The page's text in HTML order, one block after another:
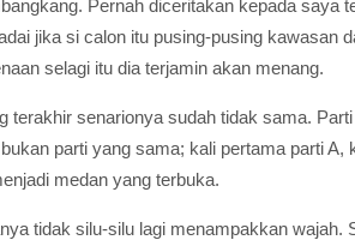
Pernah diceritakan kepada saya
jika si calon itu pusing-pusing kawasan
selagi itu dia terjamin akan menang.
terakhir senarionya sudah tidak sama.
parti yang sama; kali pertama parti
medan yang terbuka.
tidak silu-silu lagi menampakkan wajah.